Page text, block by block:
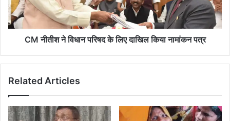
लिए
दाखिल
किया
नामांकनCM नीतीश ने विधान परिषद के लिए दाखिल किया नामांकन पत्र
Related Articles